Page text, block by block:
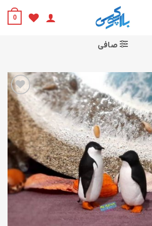
0
صافی
افزودن
به
علاقه
مندی
ها